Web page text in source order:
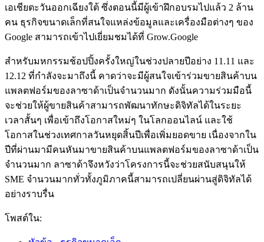
เอเชียตะวันออกเฉียงใต้ ซึ่งตอนนี้มีผู้เข้าฝึกอบรมไปแล้ว 2 ล้าน
คน ธุรกิจขนาดเล็กที่สนใจแหล่งข้อมูลและเครื่องมือต่างๆ ของ
Google สามารถเข้าไปเยี่ยมชมได้ที่ Grow.Google
สำหรับมหกรรมช้อปปิ้งครั้งใหญ่ในช่วงปลายปีอย่าง 11.11 และ
12.12 ที่กำลังจะมาถึงนี้ คาดว่าจะมีผู้สนใจเข้าร่วมขายสินค้าบน
แพลตฟอร์มของลาซาด้าเป็นจำนวนมาก ดังนั้นความร่วมมือนี้
จะช่วยให้ผู้ขายสินค้าสามารถพัฒนาทักษะดิจิทัลได้ในระยะ
เวลาสั้นๆ เพื่อเข้าถึงโอกาสใหม่ๆ ในโลกออนไลน์ และใช้
โอกาสในช่วงเทศกาลวันหยุดสิ้นปีเพื่อเพิ่มยอดขาย เนื่องจากใน
ปีที่ผ่านมามีคนหันมาขายสินค้าบนแพลตฟอร์มของลาซาด้าเป็น
จำนวนมาก ลาซาด้าจึงหวังว่าโครงการนี้จะช่วยสนับสนุนให้
SME จำนวนมากทั่วทั้งภูมิภาคนี้สามารถเปลี่ยนผ่านสู่ดิจิทัลได้
อย่างราบรื่น
โพสต์ใน: